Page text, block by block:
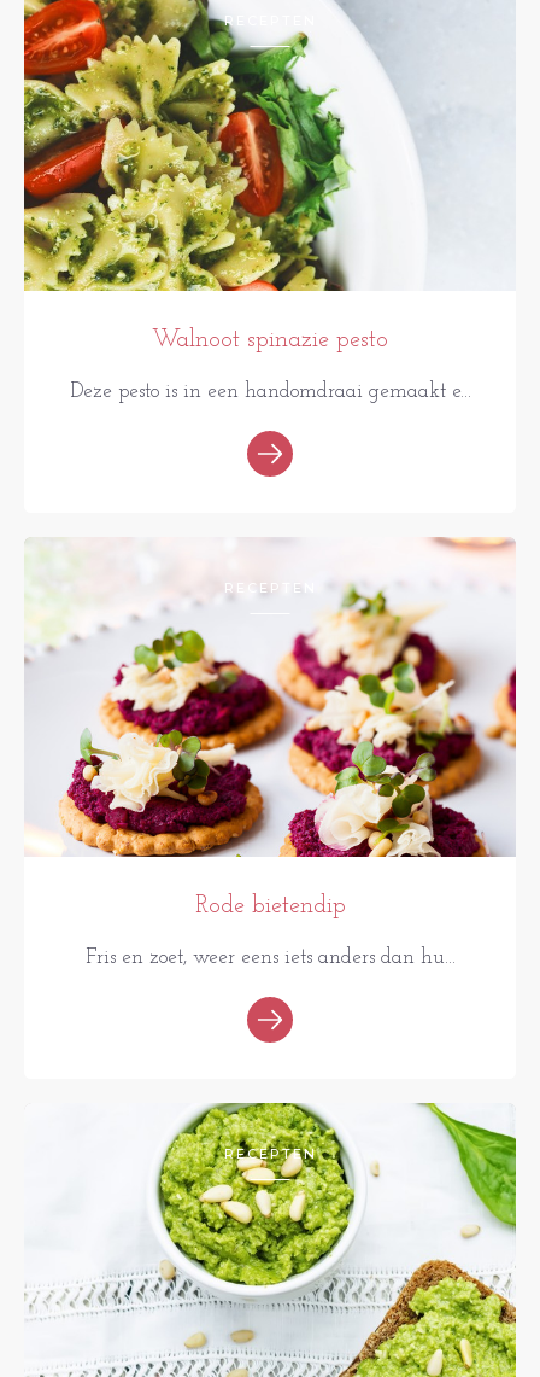
RECEPTEN
Walnoot spinazie pesto
Deze pesto is in een handomdraai gemaakt e...
RECEPTEN
Rode bietendip
Fris en zoet, weer eens iets anders dan hu...
RECEPTEN